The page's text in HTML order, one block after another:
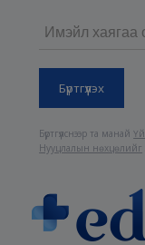
Бүртгүүлснээр та манай
Нууцлалын нөхцөлийг